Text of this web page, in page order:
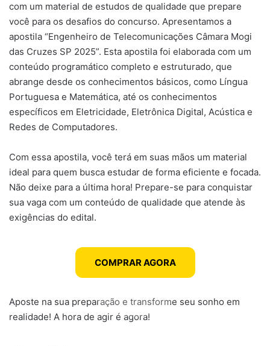
com um material de estudos de qualidade que prepare
você para os desafios do concurso. Apresentamos a
apostila “Engenheiro de Telecomunicações Câmara Mogi
das Cruzes SP 2025”. Esta apostila foi elaborada com um
conteúdo programático completo e estruturado, que
abrange desde os conhecimentos básicos, como Língua
Portuguesa e Matemática, até os conhecimentos
específicos em Eletricidade, Eletrônica Digital, Acústica e
Redes de Computadores.
Com essa apostila, você terá em suas mãos um material
ideal para quem busca estudar de forma eficiente e focada.
Não deixe para a última hora! Prepare-se para conquistar
sua vaga com um conteúdo de qualidade que atende às
exigências do edital.
COMPRAR AGORA
Aposte na sua preparação e transforme seu sonho em
realidade! A hora de agir é agora!